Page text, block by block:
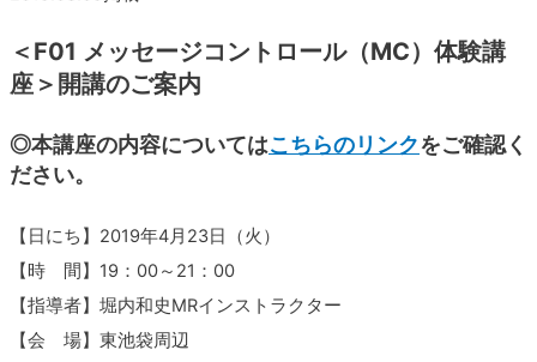
＜F01 メッセージコントロール（MC）体験講
座＞開講のご案内
◎本講座の内容についてはこちらのリンクをご確認く
ださい。
【日にち】2019年4月23日（火）
【時 間】19：00～21：00
【指導者】堀内和史MRインストラクター
【会 場】東池袋周辺